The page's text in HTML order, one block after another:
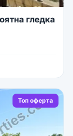
гледка
Топ оферта